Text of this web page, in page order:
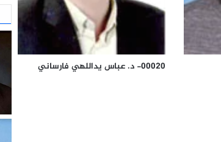
00020- د. عباس يداللهي فارساني